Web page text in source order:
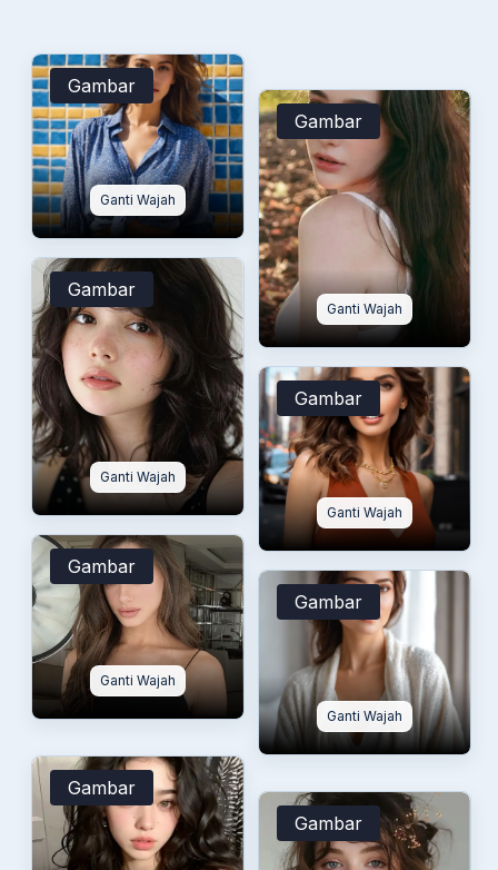
Gambar
Ganti Wajah
Gambar
Ganti Wajah
Gambar
Ganti Wajah
Gambar
Ganti Wajah
Gambar
Ganti Wajah
Gambar
Ganti Wajah
Gambar
Gambar